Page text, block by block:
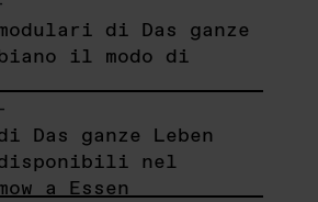
di Das ganze
il modo di
Das ganze Leben
disponibili nel
a Essen